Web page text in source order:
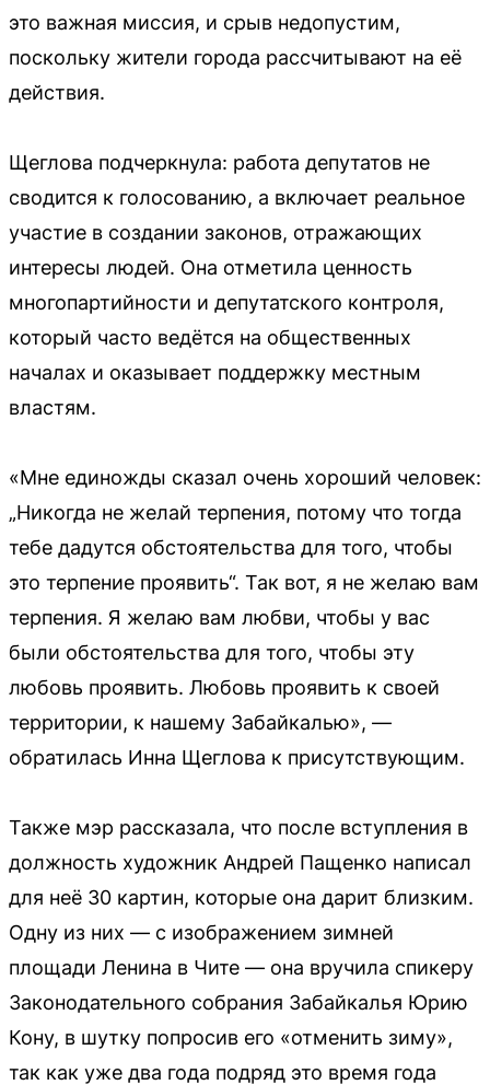
это важная миссия, и срыв недопустим,
поскольку жители города рассчитывают на её
действия.
Щеглова подчеркнула: работа депутатов не
сводится к голосованию, а включает реальное
участие в создании законов, отражающих
интересы людей. Она отметила ценность
многопартийности и депутатского контроля,
который часто ведётся на общественных
началах и оказывает поддержку местным
властям.
«Мне единожды сказал очень хороший человек:
„Никогда не желай терпения, потому что тогда
тебе дадутся обстоятельства для того, чтобы
это терпение проявить“. Так вот, я не желаю вам
терпения. Я желаю вам любви, чтобы у вас
были обстоятельства для того, чтобы эту
любовь проявить. Любовь проявить к своей
территории, к нашему Забайкалью», —
обратилась Инна Щеглова к присутствующим.
Также мэр рассказала, что после вступления в
должность художник Андрей Пащенко написал
для неё 30 картин, которые она дарит близким.
Одну из них — с изображением зимней
площади Ленина в Чите — она вручила спикеру
Законодательного собрания Забайкалья Юрию
Кону, в шутку попросив его «отменить зиму»,
так как уже два года подряд это время года